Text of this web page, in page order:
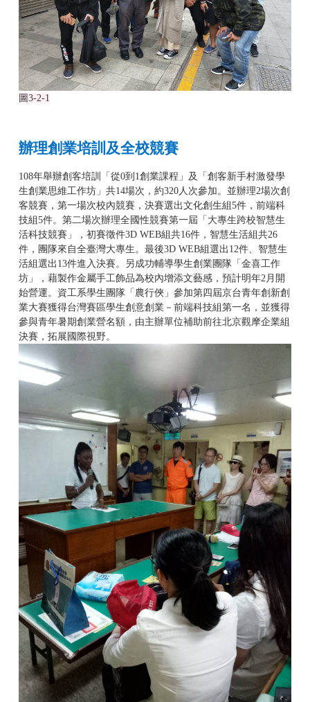
圖3-2-1
辦理創業培訓及全校競賽
108年舉辦創客培訓「從0到1創業課程」及「創客新手村激發學
生創業思維工作坊」共14場次，約320人次參加。並辦理2場次創
客競賽，第一場次校內競賽，決賽選出文化創生組5件，前端科
技組5件。第二場次辦理全國性競賽第一屆「大專生跨校智慧生
活科技競賽」，初賽徵件3D WEB組共16件，智慧生活組共26
件，團隊來自全臺灣大專生。最後3D WEB組選出12件、智慧生
活組選出13件進入決賽。另成功輔導學生創業團隊「金喜工作
坊」，藉製作金屬手工飾品為校內增添文藝感，預計明年2月開
始營運。資工系學生團隊「農行俠」參加第四屆京台青年創新創
業大賽獲得台灣賽區學生創意創業－前端科技組第一名，並獲得
參與青年暑期創業營名額，由主辦單位補助前往北京觀摩企業組
決賽，拓展國際視野。